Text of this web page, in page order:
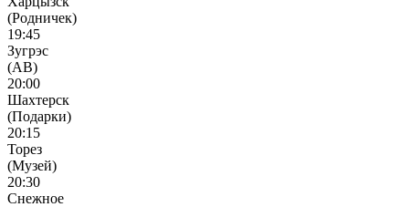
(Родничек)
19:45
Зугрэс
(АВ)
20:00
Шахтерск
(Подарки)
20:15
Торез
(Музей)
20:30
Снежное